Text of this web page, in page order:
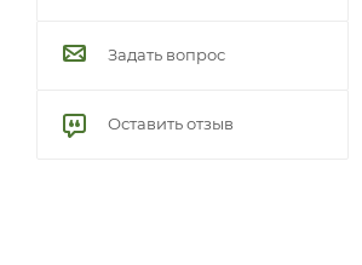
Задать вопрос
Оставить отзыв